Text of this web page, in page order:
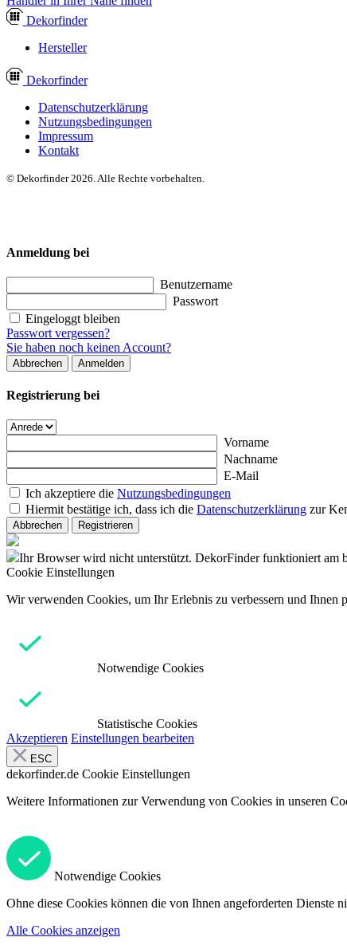
Dekorfinder
Hersteller
Dekorfinder
Datenschutzerklärung
Nutzungsbedingungen
Impressum
Kontakt
© Dekorfinder 2026. Alle Rechte vorbehalten.
Anmeldung bei
Benutzername
Passwort
Eingeloggt bleiben
Passwort vergessen?
Sie haben noch keinen Account?
Abbrechen Anmelden
Registrierung bei
Vorname
Nachname
E-Mail
Ich akzeptiere die Nutzungsbedingungen
Hiermit bestätige ich, dass ich die Datenschutzerklärung zur
Abbrechen Registrieren
Ihr Browser wird nicht unterstützt. DekorFinder funktioniert am
Cookie Einstellungen
Wir verwenden Cookies, um Ihr Erlebnis zu verbessern und
Notwendige Cookies
Statistische Cookies
Akzeptieren Einstellungen bearbeiten
ESC
dekorfinder.de Cookie Einstellungen
Weitere Informationen zur Verwendung von Cookies in unseren
Notwendige Cookies
Ohne diese Cookies können die von Ihnen angeforderten Dienste
Alle Cookies anzeigen